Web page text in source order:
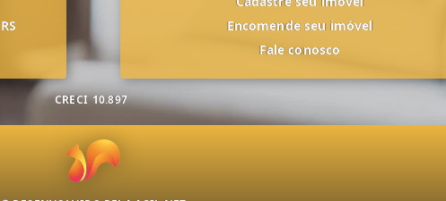
RS
Encomende seu imóvel
Fale conosco
CRECI 10.897